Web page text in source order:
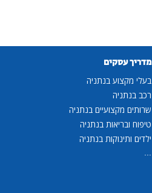
מדריך עסקים
בעלי מקצוע בנתניה
רכב בנתניה
שרותים מקצועיים בנתניה
טיפוח ובריאות בנתניה
ילדים ותינוקות בנתניה